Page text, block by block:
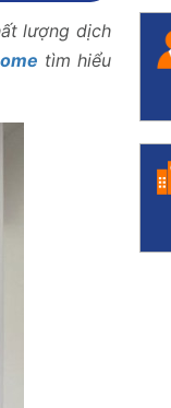
lượng dịch
tìm hiểu